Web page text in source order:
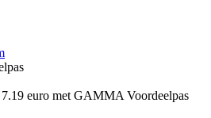
euro met GAMMA Voordeelpas